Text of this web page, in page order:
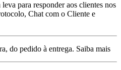
para responder aos clientes nos
Chat com o Cliente e
do pedido à entrega. Saiba mais